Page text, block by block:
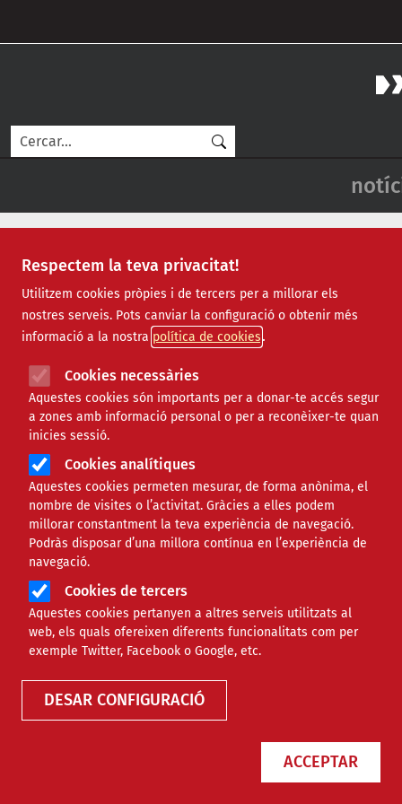
Respectem la teva privacitat!
Utilitzem cookies pròpies i de tercers per a millorar els
nostres serveis. Pots canviar la configuració o obtenir més
informació a la nostra política de cookies
Cookies necessàries
Aquestes cookies són importants per a donar-te accés segur
a zones amb informació personal o per a reconèixer-te quan
inicies sessió.
Cookies analítiques
Aquestes cookies permeten mesurar, de forma anònima, el
nombre de visites o l’activitat. Gràcies a elles podem
millorar constantment la teva experiència de navegació.
Podràs disposar d’una millora contínua en l’experiència de
navegació.
Cookies de tercers
Aquestes cookies pertanyen a altres serveis utilitzats al
web, els quals ofereixen diferents funcionalitats com per
exemple Twitter, Facebook o Google, etc.
DESAR CONFIGURACIÓ
ACCEPTAR
Cerca
Notícies
Totes | Ambiental | Comunitari | Cultural | Social |
Vídeos
Monogràfics
A continuació trobareu una taula amb la llista de
Una taula amb una llista dels títols dels monogràfics
Titol del monogràfic
Formacions superiors per al curs vinent
Associacions veïnals: els barris també
Frenant el fast fashion: una altra manera de
Un estiu de cultura popular
Orgull més enllà de les grans ciutats: